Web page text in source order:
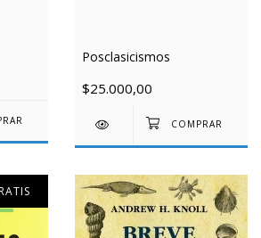
Posclasicismos
$25.000,00